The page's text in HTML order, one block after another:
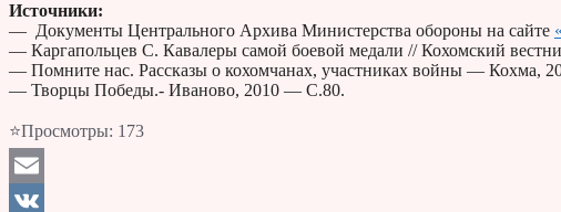
Источники:
— Документы Центрального Архива Министерства обороны на сайте
— Каргапольцев С. Кавалеры самой боевой медали // Кохомский
— Помните нас. Рассказы о кохомчанах, участниках войны — Кохма,
— Творцы Победы.- Иваново, 2010 — С.80.
⭐Просмотры: 173
Email